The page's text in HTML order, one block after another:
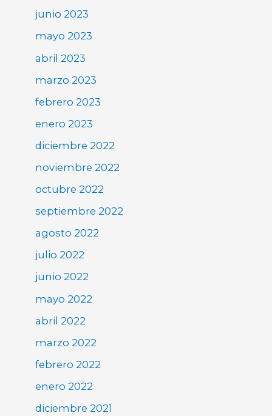
junio 2023
mayo 2023
abril 2023
marzo 2023
febrero 2023
enero 2023
diciembre 2022
noviembre 2022
octubre 2022
septiembre 2022
agosto 2022
julio 2022
junio 2022
mayo 2022
abril 2022
marzo 2022
febrero 2022
enero 2022
diciembre 2021